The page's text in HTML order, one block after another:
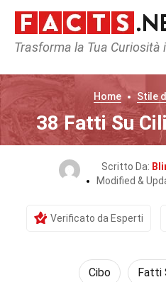
Trasforma la Tua Curiosità
Home Stile
38 Fatti Su
Scritto Da:
Modified &
Verificato da Esperti
Cibo Fatti